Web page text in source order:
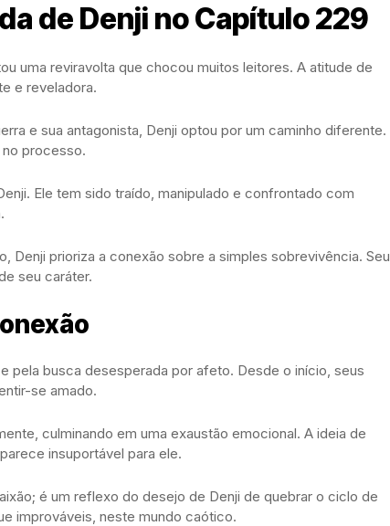
de Denji no Capítulo 229
uma reviravolta que chocou muitos leitores. A atitude de
e reveladora.
e sua antagonista, Denji optou por um caminho diferente.
no processo.
Ele tem sido traído, manipulado e confrontado com
Denji prioriza a conexão sobre a simples sobrevivência. Seu
seu caráter.
pela busca desesperada por afeto. Desde o início, seus
se amado.
culminando em uma exaustão emocional. A ideia de
insuportável para ele.
é um reflexo do desejo de Denji de quebrar o ciclo de
improváveis, neste mundo caótico.